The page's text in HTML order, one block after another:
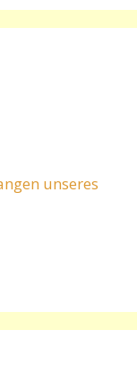
unseres